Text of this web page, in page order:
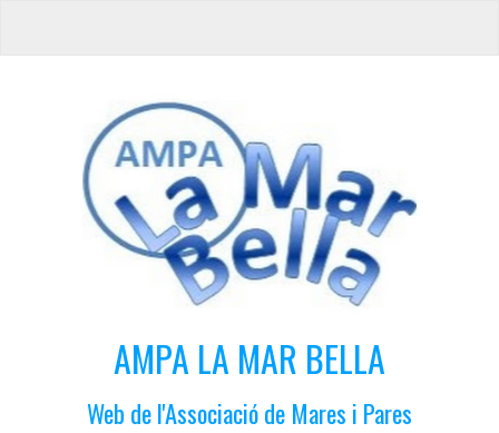
AMPA LA MAR BELLA
Web de l'Associació de Mares i Pares